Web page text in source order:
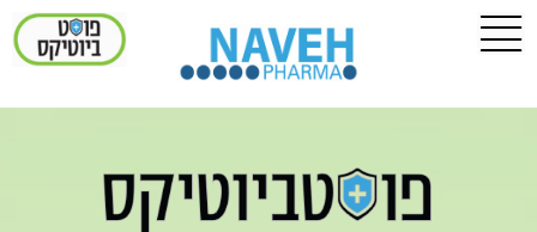
לתוכן